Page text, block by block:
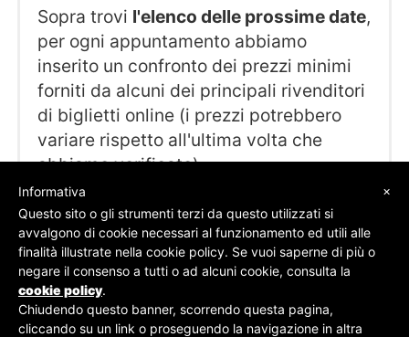
Sopra trovi l'elenco delle prossime date,
per ogni appuntamento abbiamo
inserito un confronto dei prezzi minimi
forniti da alcuni dei principali rivenditori
di biglietti online (i prezzi potrebbero
variare rispetto all'ultima volta che
abbiamo verificato).
© SOS Biglietti - P.Iva 09162100961 -Chi Siamo
Contatti-Privacy Policy
×
Informativa
Questo sito o gli strumenti terzi da questo utilizzati si
avvalgono di cookie necessari al funzionamento ed utili alle
finalità illustrate nella cookie policy. Se vuoi saperne di più o
negare il consenso a tutti o ad alcuni cookie, consulta la
cookie policy.
Chiudendo questo banner, scorrendo questa pagina,
cliccando su un link o proseguendo la navigazione in altra